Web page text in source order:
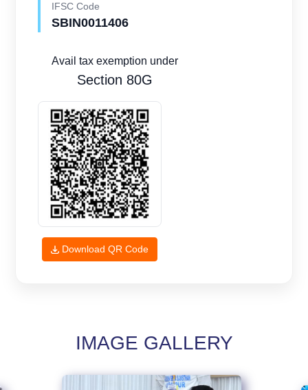
IFSC Code
SBIN0011406
Avail tax exemption under
Section 80G
Download QR Code
IMAGE GALLERY